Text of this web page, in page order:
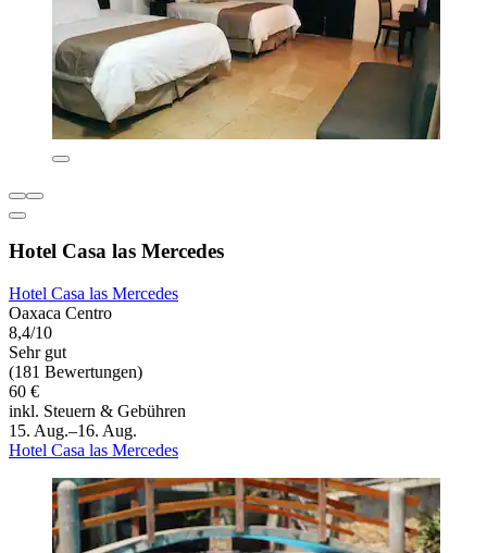
Hotel Casa las Mercedes
Hotel Casa las Mercedes
Oaxaca Centro
8,4/10
Sehr gut
(181 Bewertungen)
60 €
inkl. Steuern & Gebühren
15. Aug.–16. Aug.
Hotel Casa las Mercedes